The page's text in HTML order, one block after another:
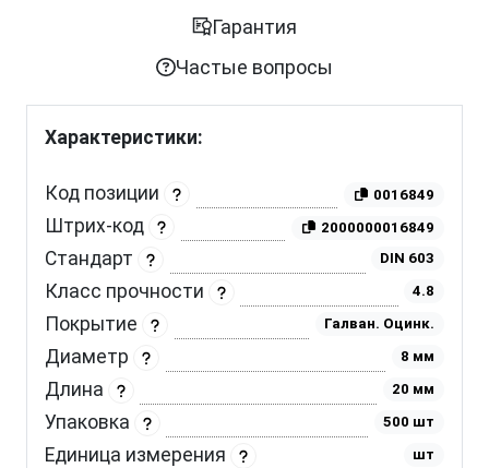
Гарантия
Частые вопросы
Характеристики:
Код позиции 0016849
Штрих-код 2000000016849
Стандарт DIN 603
Класс прочности 4.8
Покрытие Галван. Оцинк.
Диаметр 8 мм
Длина 20 мм
Упаковка 500 шт
Единица измерения шт